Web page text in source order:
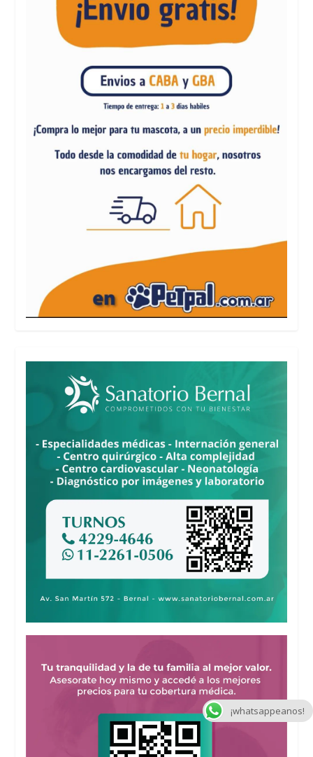
¡whatsappeanos!